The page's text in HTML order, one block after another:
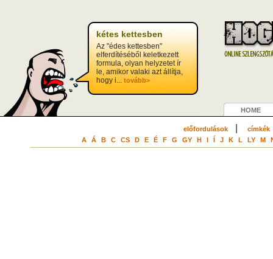
kétes kettesben
Az "édes kettesben"
elferdítéséből keletkezett
formula, olyan helyzetet ír
le, amikor valaki azt állítja,
hogy i... tovább>
HOME
előfordulások| címkék
A Á B C CS D E É F G GY H I Í J K L LY M